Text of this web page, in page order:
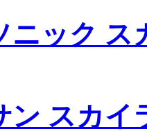
ニック ス
ン スカイ